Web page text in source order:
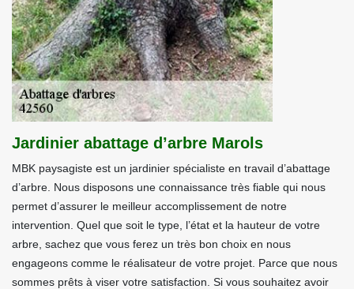
Jardinier abattage d’arbre Marols
MBK paysagiste est un jardinier spécialiste en travail d’abattage
d’arbre. Nous disposons une connaissance très fiable qui nous
permet d’assurer le meilleur accomplissement de notre
intervention. Quel que soit le type, l’état et la hauteur de votre
arbre, sachez que vous ferez un très bon choix en nous
engageons comme le réalisateur de votre projet. Parce que nous
sommes prêts à viser votre satisfaction. Si vous souhaitez avoir